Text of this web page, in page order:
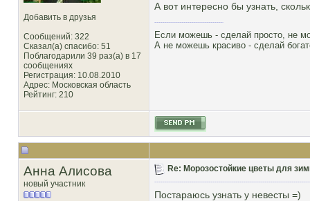
Добавить в друзья
Сообщений: 322
Сказал(а) спасибо: 51
Поблагодарили 39 раз(а) в 17
сообщениях
Регистрация: 10.08.2010
Адрес: Московская область
Рейтинг: 210
А вот интересно бы узнать,
Если можешь - сделай просто, не
А не можешь красиво - сделай
Анна Алисова
новый участник
Re: Морозостойкие цветы для
Постараюсь узнать у невесты =)